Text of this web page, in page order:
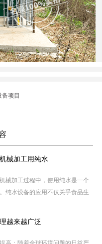
项目
械加工用纯水
械加工过程中，使用纯水是一个
纯水设备的应用不仅关乎食品生
越来越广泛